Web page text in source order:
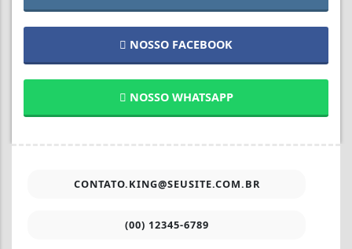
NOSSO FACEBOOK
NOSSO WHATSAPP
CONTATO.KING@SEUSITE.COM.BR
(00) 12345-6789